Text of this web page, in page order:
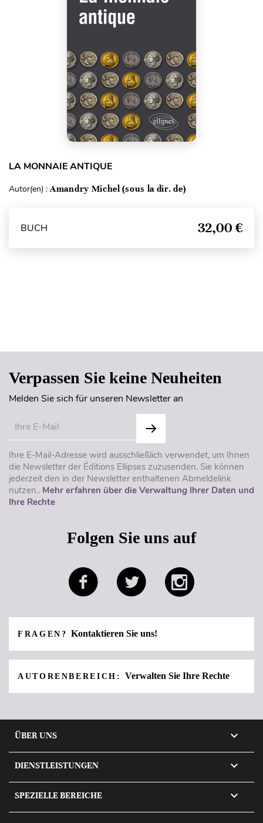
LA MONNAIE ANTIQUE
Autor(en) :Amandry Michel (sous la dir. de)
BUCH 32,00 €
Verpassen Sie keine Neuheiten
Melden Sie sich für unseren Newsletter an
Ihre E-Mail-Adresse wird ausschließlich verwendet, um Ihnen
die Newsletter der Éditions Ellipses zuzusenden. Sie können
jederzeit den in der Newsletter enthaltenen Abmeldelink
nutzen.. Mehr erfahren über die Verwaltung Ihrer Daten und
Ihre Rechte
Folgen Sie uns auf
FRAGEN?Kontaktieren Sie uns!
AUTORENBEREICH: Verwalten Sie Ihre Rechte
ÜBER UNS 
DIENSTLEISTUNGEN 
SPEZIELLE BEREICHE 